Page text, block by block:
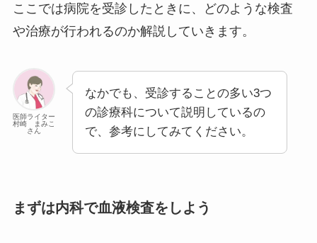
ここでは病院を受診したときに、どのような検査
や治療が行われるのか解説していきます。
医師ライター
村崎 まみこ
さん
なかでも、受診することの多い3つ
の診療科について説明しているの
で、参考にしてみてください。
まずは内科で血液検査をしよう